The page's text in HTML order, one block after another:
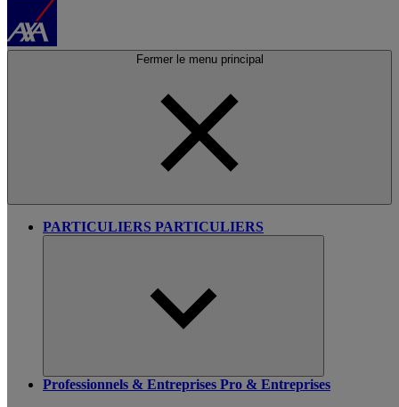
Fermer le menu principal
PARTICULIERS PARTICULIERS
Professionnels & Entreprises Pro & Entreprises